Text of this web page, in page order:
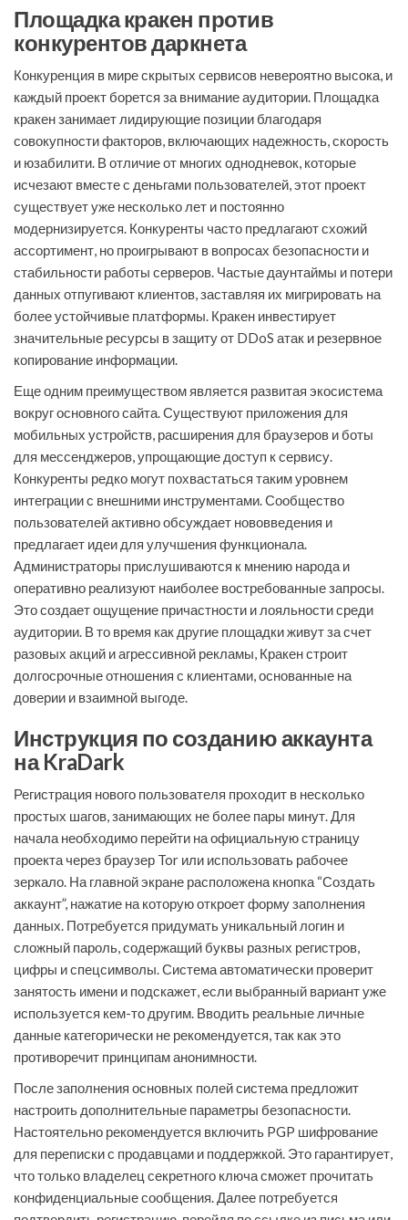
Площадка кракен против
конкурентов даркнета
Конкуренция в мире скрытых сервисов невероятно высока, и
каждый проект борется за внимание аудитории. Площадка
кракен занимает лидирующие позиции благодаря
совокупности факторов, включающих надежность, скорость
и юзабилити. В отличие от многих однодневок, которые
исчезают вместе с деньгами пользователей, этот проект
существует уже несколько лет и постоянно
модернизируется. Конкуренты часто предлагают схожий
ассортимент, но проигрывают в вопросах безопасности и
стабильности работы серверов. Частые даунтаймы и потери
данных отпугивают клиентов, заставляя их мигрировать на
более устойчивые платформы. Кракен инвестирует
значительные ресурсы в защиту от DDoS атак и резервное
копирование информации.
Еще одним преимуществом является развитая экосистема
вокруг основного сайта. Существуют приложения для
мобильных устройств, расширения для браузеров и боты
для мессенджеров, упрощающие доступ к сервису.
Конкуренты редко могут похвастаться таким уровнем
интеграции с внешними инструментами. Сообщество
пользователей активно обсуждает нововведения и
предлагает идеи для улучшения функционала.
Администраторы прислушиваются к мнению народа и
оперативно реализуют наиболее востребованные запросы.
Это создает ощущение причастности и лояльности среди
аудитории. В то время как другие площадки живут за счет
разовых акций и агрессивной рекламы, Кракен строит
долгосрочные отношения с клиентами, основанные на
доверии и взаимной выгоде.
Инструкция по созданию аккаунта
на KraDark
Регистрация нового пользователя проходит в несколько
простых шагов, занимающих не более пары минут. Для
начала необходимо перейти на официальную страницу
проекта через браузер Tor или использовать рабочее
зеркало. На главной экране расположена кнопка “Создать
аккаунт”, нажатие на которую откроет форму заполнения
данных. Потребуется придумать уникальный логин и
сложный пароль, содержащий буквы разных регистров,
цифры и спецсимволы. Система автоматически проверит
занятость имени и подскажет, если выбранный вариант уже
используется кем-то другим. Вводить реальные личные
данные категорически не рекомендуется, так как это
противоречит принципам анонимности.
После заполнения основных полей система предложит
настроить дополнительные параметры безопасности.
Настоятельно рекомендуется включить PGP шифрование
для переписки с продавцами и поддержкой. Это гарантирует,
что только владелец секретного ключа сможет прочитать
конфиденциальные сообщения. Далее потребуется